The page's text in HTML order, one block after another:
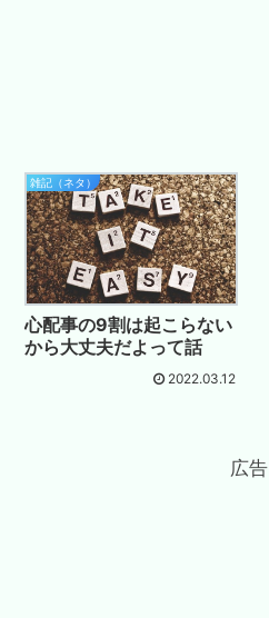
雑記（ネタ）
心配事の9割は起こらない
から大丈夫だよって話
2022.03.12
広告